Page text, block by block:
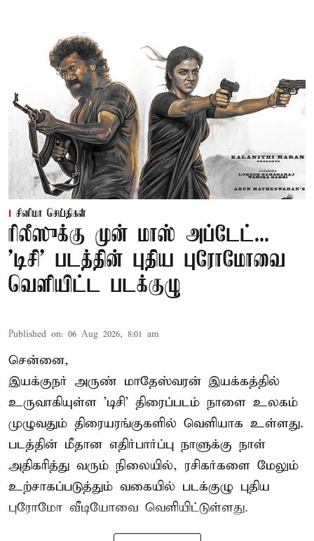
சினிமா செய்திகள்
ரிலீஸுக்கு முன் மாஸ் அப்டேட்...
'டிசி' படத்தின் புதிய புரோமோவை
வெளியிட்ட படக்குழு
Published on: 06 Aug 2026, 8:01 am
சென்னை,
இயக்குநர் அருண் மாதேஸ்வரன் இயக்கத்தில்
உருவாகியுள்ள 'டிசி' திரைப்படம் நாளை உலகம்
முழுவதும் திரையரங்குகளில் வெளியாக உள்ளது.
படத்தின் மீதான எதிர்பார்ப்பு நாளுக்கு நாள்
அதிகரித்து வரும் நிலையில், ரசிகர்களை மேலும்
உற்சாகப்படுத்தும் வகையில் படக்குழு புதிய
புரோமோ வீடியோவை வெளியிட்டுள்ளது.